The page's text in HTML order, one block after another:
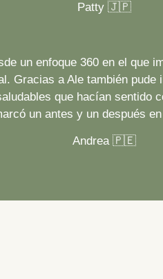
Patty 🇯🇵
un enfoque 360en el que
Gracias a Ale también pude
que hacían sentido
un antes y un después
Andrea 🇵🇪